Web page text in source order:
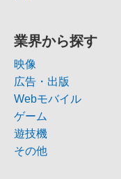
業界から探す
映像
広告・出版
Webモバイル
ゲーム
遊技機
その他